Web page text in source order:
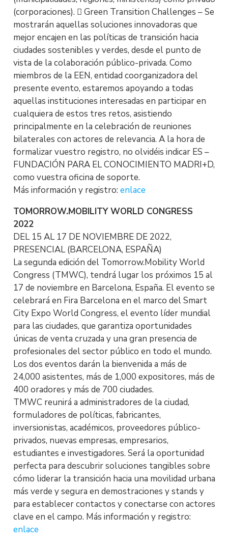
(corporaciones).  Green Transition Challenges – Se
mostrarán aquellas soluciones innovadoras que
mejor encajen en las políticas de transición hacia
ciudades sostenibles y verdes, desde el punto de
vista de la colaboración público-privada. Como
miembros de la EEN, entidad coorganizadora del
presente evento, estaremos apoyando a todas
aquellas instituciones interesadas en participar en
cualquiera de estos tres retos, asistiendo
principalmente en la celebración de reuniones
bilaterales con actores de relevancia. A la hora de
formalizar vuestro registro, no olvidéis indicar ES –
FUNDACIÓN PARA EL CONOCIMIENTO MADRI+D,
como vuestra oficina de soporte.
Más información y registro: enlace
TOMORROW.MOBILITY WORLD CONGRESS
2022
DEL 15 AL 17 DE NOVIEMBRE DE 2022,
PRESENCIAL (BARCELONA, ESPAÑA)
La segunda edición del Tomorrow.Mobility World
Congress (TMWC), tendrá lugar los próximos 15 al
17 de noviembre en Barcelona, España. El evento se
celebrará en Fira Barcelona en el marco del Smart
City Expo World Congress, el evento líder mundial
para las ciudades, que garantiza oportunidades
únicas de venta cruzada y una gran presencia de
profesionales del sector público en todo el mundo.
Los dos eventos darán la bienvenida a más de
24,000 asistentes, más de 1,000 expositores, más de
400 oradores y más de 700 ciudades.
TMWC reunirá a administradores de la ciudad,
formuladores de políticas, fabricantes,
inversionistas, académicos, proveedores público-
privados, nuevas empresas, empresarios,
estudiantes e investigadores. Será la oportunidad
perfecta para descubrir soluciones tangibles sobre
cómo liderar la transición hacia una movilidad urbana
más verde y segura en demostraciones y stands y
para establecer contactos y conectarse con actores
clave en el campo. Más información y registro:
enlace